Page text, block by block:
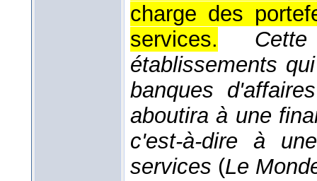
charge des
services.
établissements
banques
aboutira à une
c'est-à-dire à
services (Le